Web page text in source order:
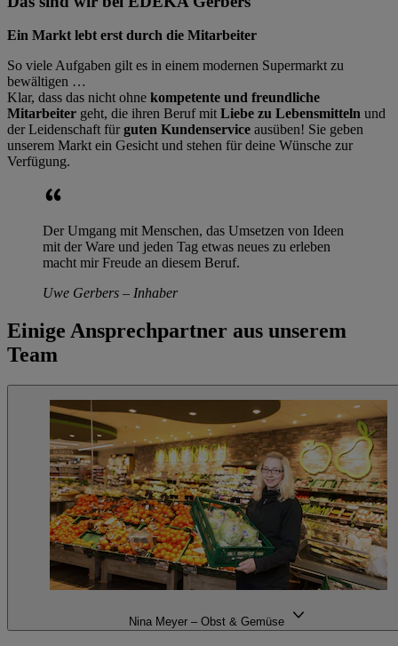
Ein Markt lebt erst durch die Mitarbeiter
So viele Aufgaben gilt es in einem modernen Supermarkt zu
bewältigen …
Klar, dass das nicht ohne kompetente und freundliche
Mitarbeiter geht, die ihren Beruf mitLiebe zu Lebensmitteln und
der Leidenschaft für guten Kundenservice ausüben! Sie geben
unserem Markt ein Gesicht und stehen für deine Wünsche zur
Verfügung.
Der Umgang mit Menschen, das Umsetzen von Ideen
mit der Ware und jeden Tag etwas neues zu erleben
macht mir Freude an diesem Beruf.
Uwe Gerbers – Inhaber
Einige Ansprechpartner aus unserem
Team
Nina Meyer – Obst & Gemüse